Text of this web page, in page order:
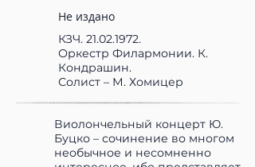
Не издано
КЗЧ. 21.02.1972.
Оркестр Филармонии. К.
Кондрашин.
Солист – М. Хомицер
Виолончельный концерт Ю.
Буцко – сочинение во многом
необычное и несомненно